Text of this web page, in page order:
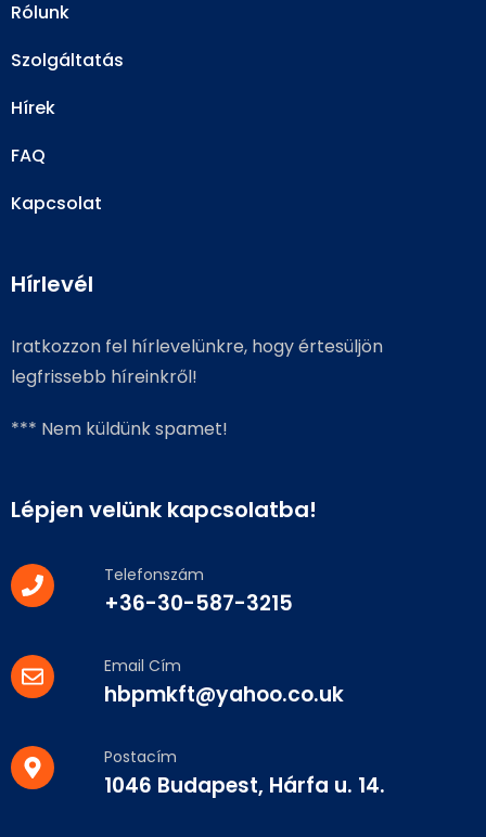
Rólunk
Szolgáltatás
Hírek
FAQ
Kapcsolat
Hírlevél
Iratkozzon fel hírlevelünkre, hogy értesüljön
legfrissebb híreinkről!
*** Nem küldünk spamet!
Lépjen velünk kapcsolatba!
Telefonszám
+36-30-587-3215
Email Cím
hbpmkft@yahoo.co.uk
Postacím
1046 Budapest, Hárfa u. 14.